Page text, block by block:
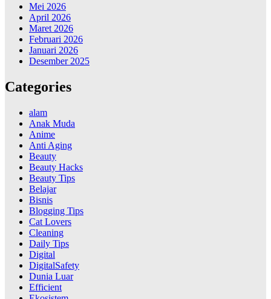
Mei 2026
April 2026
Maret 2026
Februari 2026
Januari 2026
Desember 2025
Categories
alam
Anak Muda
Anime
Anti Aging
Beauty
Beauty Hacks
Beauty Tips
Belajar
Bisnis
Blogging Tips
Cat Lovers
Cleaning
Daily Tips
Digital
DigitalSafety
Dunia Luar
Efficient